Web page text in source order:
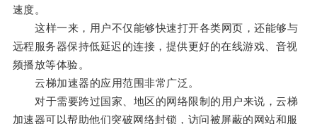
速度。
这样一来，用户不仅能够快速打开各类网页，还能够与
远程服务器保持低延迟的连接，提供更好的在线游戏、音视
频播放等体验。
云梯加速器的应用范围非常广泛。
对于需要跨过国家、地区的网络限制的用户来说，云梯
加速器可以帮助他们突破网络封锁，访问被屏蔽的网站和服